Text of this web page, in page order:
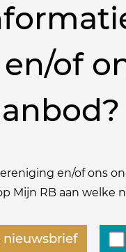
of
en/of ons
Mijn RB aan welke
nieuwsbrief